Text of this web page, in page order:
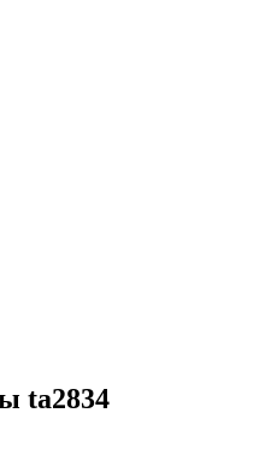
ta2834